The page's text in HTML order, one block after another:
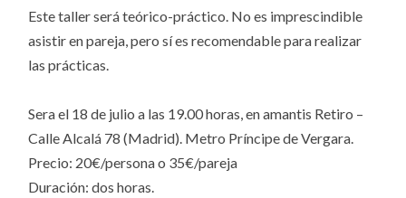
Este taller será teórico-práctico. No es imprescindible
asistir en pareja, pero sí es recomendable para realizar
las prácticas.
Sera el 18 de julio a las 19.00 horas, en amantis Retiro –
Calle Alcalá 78 (Madrid). Metro Príncipe de Vergara.
Precio: 20€/persona o 35€/pareja
Duración: dos horas.